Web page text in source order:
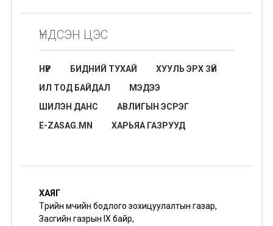
ҮНДСЭН ЦЭС
НҮҮР БИДНИЙ ТУХАЙ
ХУУЛЬ ЭРХ ЗҮЙ
ИЛ ТОД БАЙДАЛ
МЭДЭЭ
ШИЛЭН ДАНС
АВЛИГЫН ЭСРЭГ
E-ZASAG.MN
ХАРЬЯА ГАЗРУУД
ХАЯГ
Төрийн өмчийн бодлого зохицуулалтын газар,
Засгийн газрын IX байр,